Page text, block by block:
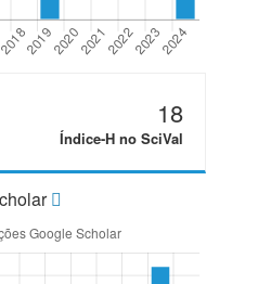
18
Índice-H no SciVal